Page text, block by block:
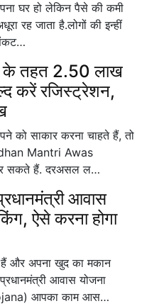
घर हो लेकिन पैसे की कमी
रह जाता है.लोगों की इन्हीं
तहत 2.50 लाख
करें रजिस्ट्रेशन,
को साकार करना चाहते हैं, तो
Mantri Awas
सकते हैं. दरअसल ल…
आवास
ऐसे करना होगा
हैं और अपना खुद का मकान
आवास योजना
आपका काम आस…